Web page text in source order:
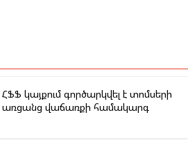
ՀՖՖ կայքում գործարկվել է տոմսերի
առցանց վաճառքի համակարգ